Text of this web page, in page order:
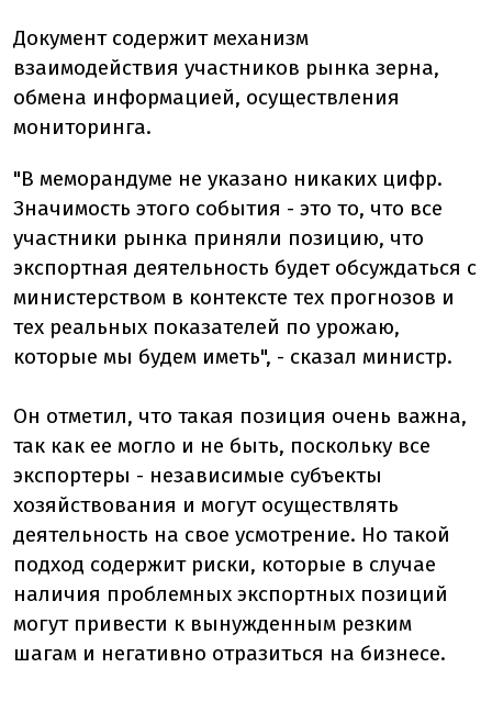
Документ содержит механизм
взаимодействия участников рынка зерна,
обмена информацией, осуществления
мониторинга.
"В меморандуме не указано никаких цифр.
Значимость этого события - это то, что все
участники рынка приняли позицию, что
экспортная деятельность будет обсуждаться с
министерством в контексте тех прогнозов и
тех реальных показателей по урожаю,
которые мы будем иметь", - сказал министр.
Он отметил, что такая позиция очень важна,
так как ее могло и не быть, поскольку все
экспортеры - независимые субъекты
хозяйствования и могут осуществлять
деятельность на свое усмотрение. Но такой
подход содержит риски, которые в случае
наличия проблемных экспортных позиций
могут привести к вынужденным резким
шагам и негативно отразиться на бизнесе.